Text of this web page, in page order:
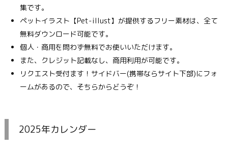
集です。
ペットイラスト【Pet-illust】が提供するフリー素材は、全て
無料ダウンロード可能です。
個人・商用を問わず無料でお使いいただけます。
また、クレジット記載なし、商用利用が可能です。
リクエスト受付ます！サイドバー(携帯ならサイト下部)にフォ
ームがあるので、そちらからどうぞ！
2025年カレンダー